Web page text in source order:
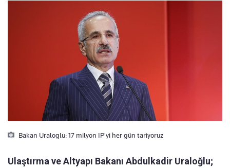
Bakan Uraloglu: 17 milyon IP'yi her gün tariyoruz
Ulaştırma ve Altyapı Bakanı Abdulkadir Uraloğlu;